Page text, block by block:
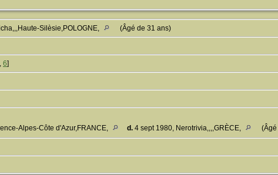
Silèsie,POLOGNE, (Âgé de 31 ans)
, 6]
Alpes-Côte d'Azur,FRANCE, d. 4 sept 1980, Nerotrivia,,,,GRÈCE,